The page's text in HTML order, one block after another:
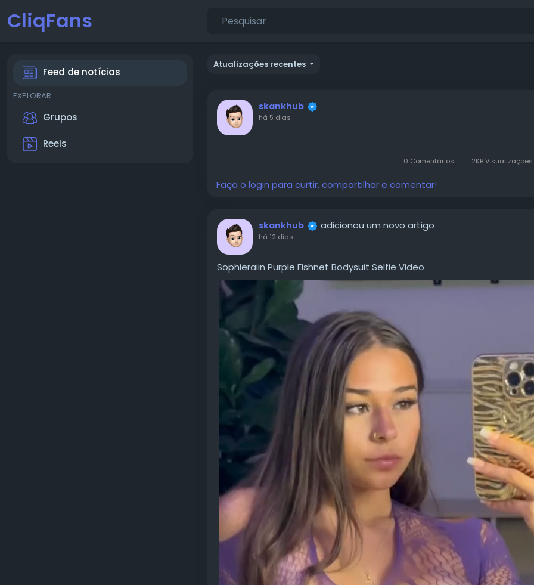
CliqFans
Feed de notícias
EXPLORAR
Grupos
Reels
Atualizações recentes
skankhub
há 5 dias
Play
0 Comentários 2KB Visualizações
Faça o login para curtir, compartilhar e comentar!
skankhub adicionou um novo artigo
há 12 dias
Sophieraiin Purple Fishnet Bodysuit Selfie Video